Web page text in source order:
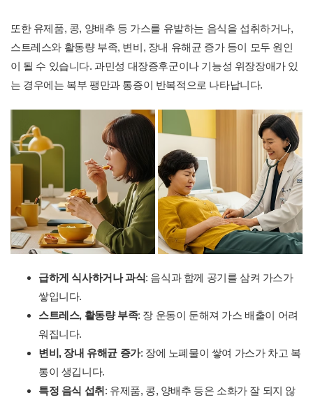
또한 유제품, 콩, 양배추 등 가스를 유발하는 음식을 섭취하거나,
스트레스와 활동량 부족, 변비, 장내 유해균 증가 등이 모두 원인
이 될 수 있습니다. 과민성 대장증후군이나 기능성 위장장애가 있
는 경우에는 복부 팽만과 통증이 반복적으로 나타납니다.
급하게 식사하거나 과식: 음식과 함께 공기를 삼켜 가스가
쌓입니다.
스트레스, 활동량 부족: 장 운동이 둔해져 가스 배출이 어려
워집니다.
변비, 장내 유해균 증가: 장에 노폐물이 쌓여 가스가 차고 복
통이 생깁니다.
특정 음식 섭취: 유제품, 콩, 양배추 등은 소화가 잘 되지 않